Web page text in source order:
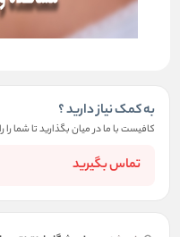
به کمک نیاز دارید ؟
کافیست با ما در میان بگذارید تا شما را
تماس بگیرید